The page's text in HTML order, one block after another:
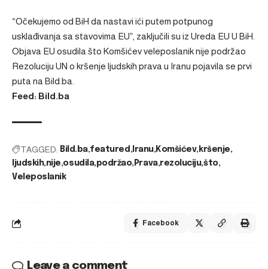
“Očekujemo od BiH da nastavi ići putem potpunog
usklađivanja sa stavovima EU”, zaključili su iz Ureda EU U BiH.
Objava EU osudila što Komšićev veleposlanik nije podržao
Rezoluciju UN o kršenje ljudskih prava u Iranu pojavila se prvi
puta na Bild.ba
Feed: Bild.ba
TAGGED: Bild.ba featured Iranu Komšićev kršenje
ljudskih nije osudila podržao Prava rezoluciju što
Veleposlanik
Facebook
Leave a comment